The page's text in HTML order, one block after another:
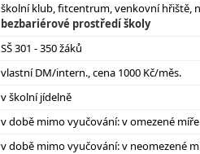
školní klub, fitcentrum, venkovní hřiště,
bezbariérové prostředí školy
SŠ 301 - 350 žáků
vlastní DM/intern., cena 1000 Kč/měs.
v školní jídelně
v době mimo vyučování: v omezené míře
v době mimo vyučování: v neomezené